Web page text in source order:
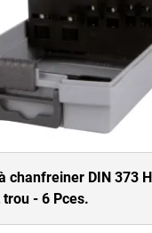
chanfreiner DIN 373
- 6 Pces.